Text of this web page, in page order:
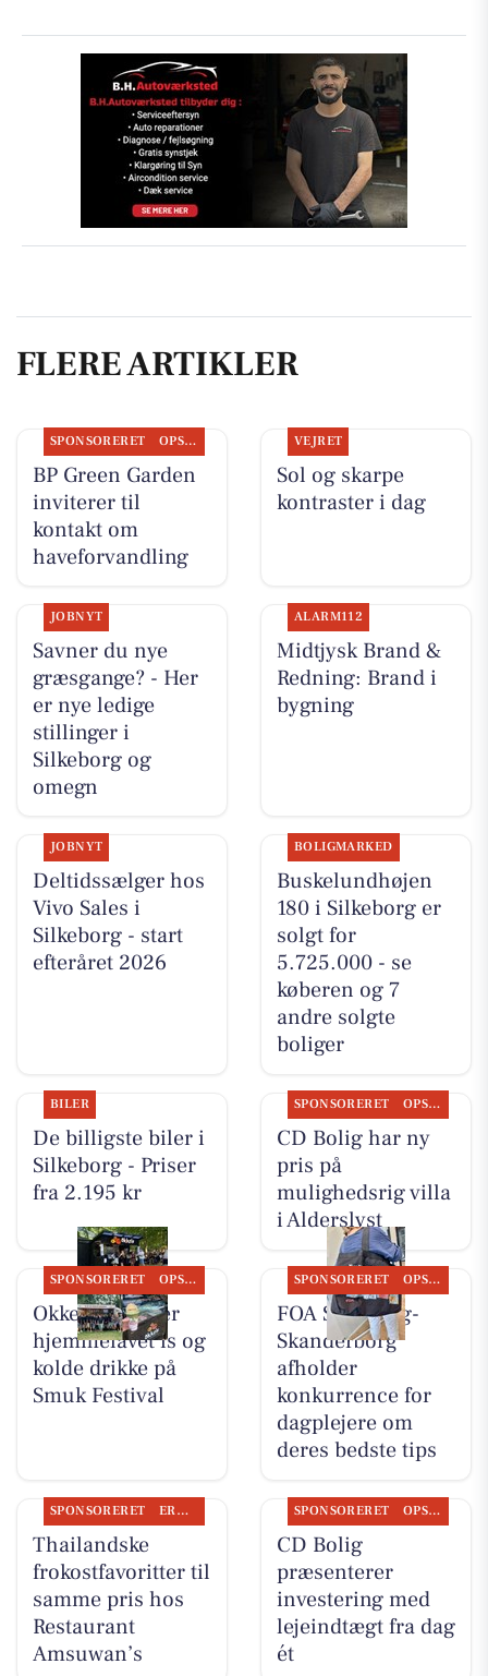
FLERE ARTIKLER
SPONSORERET OPSLAGSTAVLEN
BP Green Garden
inviterer til
kontakt om
haveforvandling
VEJRET
Sol og skarpe
kontraster i dag
JOBNYT
Savner du nye
græsgange? - Her
er nye ledige
stillinger i
Silkeborg og
omegn
ALARM112
Midtjysk Brand &
Redning: Brand i
bygning
JOBNYT
Deltidssælger hos
Vivo Sales i
Silkeborg - start
efteråret 2026
BOLIGMARKED
Buskelundhøjen
180 i Silkeborg er
solgt for
5.725.000 - se
køberen og 7
andre solgte
boliger
BILER
De billigste biler i
Silkeborg - Priser
fra 2.195 kr
SPONSORERET OPSLAGSTAVLEN
CD Bolig har ny
pris på
mulighedsrig villa
i Alderslyst
SPONSORERET OPSLAGSTAVLEN
Okkels serverer
hjemmelavet is og
kolde drikke på
Smuk Festival
SPONSORERET OPSLAGSTAVLEN
FOA Silkeborg-
Skanderborg
afholder
konkurrence for
dagplejere om
deres bedste tips
SPONSORERET ERHVERV
Thailandske
frokostfavoritter til
samme pris hos
Restaurant
Amsuwan’s
SPONSORERET OPSLAGSTAVLEN
CD Bolig
præsenterer
investering med
lejeindtægt fra dag
ét